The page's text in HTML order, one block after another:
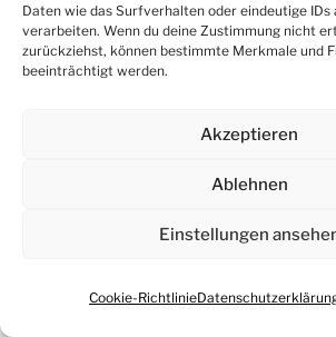
Daten wie das Surfverhalten oder eindeutige IDs
verarbeiten. Wenn du deine Zustimmung nicht
zurückziehst, können bestimmte Merkmale und
beeinträchtigt werden.
Akzeptieren
Ablehnen
Einstellungen
Cookie-Richtlinie
© 2026Wein Notizen &
Ein Theme vonAnders